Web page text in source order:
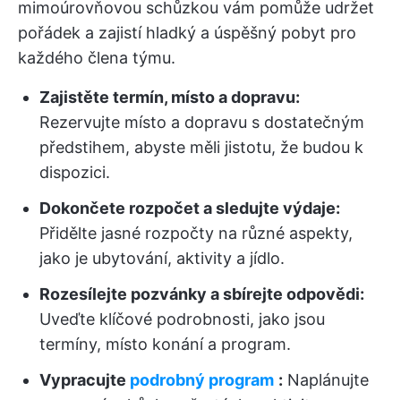
mimoúrovňovou schůzkou vám pomůže udržet
pořádek a zajistí hladký a úspěšný pobyt pro
každého člena týmu.
Zajistěte termín, místo a dopravu:
Rezervujte místo a dopravu s dostatečným
předstihem, abyste měli jistotu, že budou k
dispozici.
Dokončete rozpočet a sledujte výdaje:
Přidělte jasné rozpočty na různé aspekty,
jako je ubytování, aktivity a jídlo.
Rozesílejte pozvánky a sbírejte odpovědi:
Uveďte klíčové podrobnosti, jako jsou
termíny, místo konání a program.
Vypracujte podrobný program : Naplánujte